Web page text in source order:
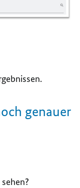
genauer